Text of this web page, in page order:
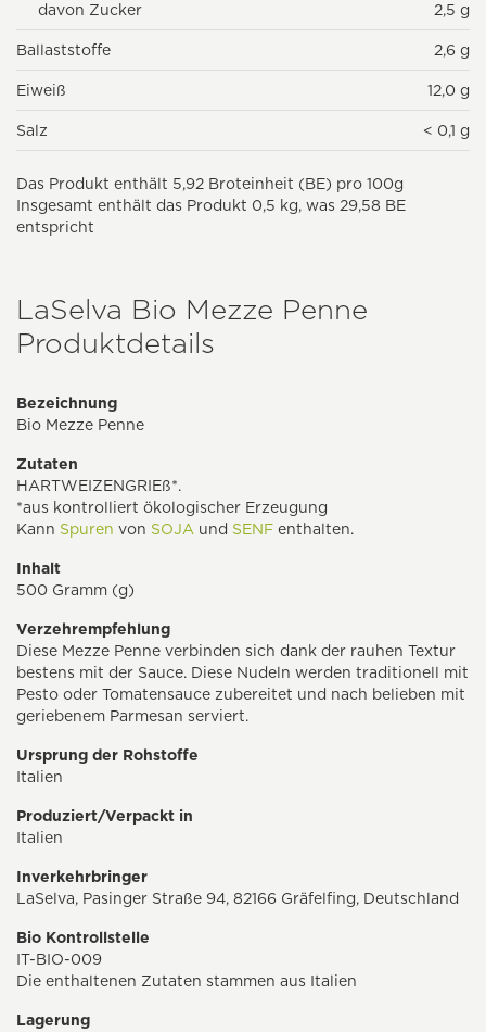
davon Zucker
2,5 g
Ballaststoffe 2,6 g
Eiweiß 12,0 g
Salz < 0,1 g
Das Produkt enthält 5,92 Broteinheit (BE) pro 100g
Insgesamt enthält das Produkt 0,5 kg, was 29,58 BE
entspricht
LaSelva Bio Mezze Penne
Produktdetails
Bezeichnung
Bio Mezze Penne
Zutaten
HARTWEIZENGRIEß*.
*aus kontrolliert ökologischer Erzeugung
Kann Spuren von SOJA und SENF enthalten.
Inhalt
500 Gramm (g)
Verzehrempfehlung
Diese Mezze Penne verbinden sich dank der rauhen Textur
bestens mit der Sauce. Diese Nudeln werden traditionell mit
Pesto oder Tomatensauce zubereitet und nach belieben mit
geriebenem Parmesan serviert.
Ursprung der Rohstoffe
Italien
Produziert/Verpackt in
Italien
Inverkehrbringer
LaSelva, Pasinger Straße 94, 82166 Gräfelfing, Deutschland
Bio Kontrollstelle
IT-BIO-009
Die enthaltenen Zutaten stammen aus Italien
Lagerung